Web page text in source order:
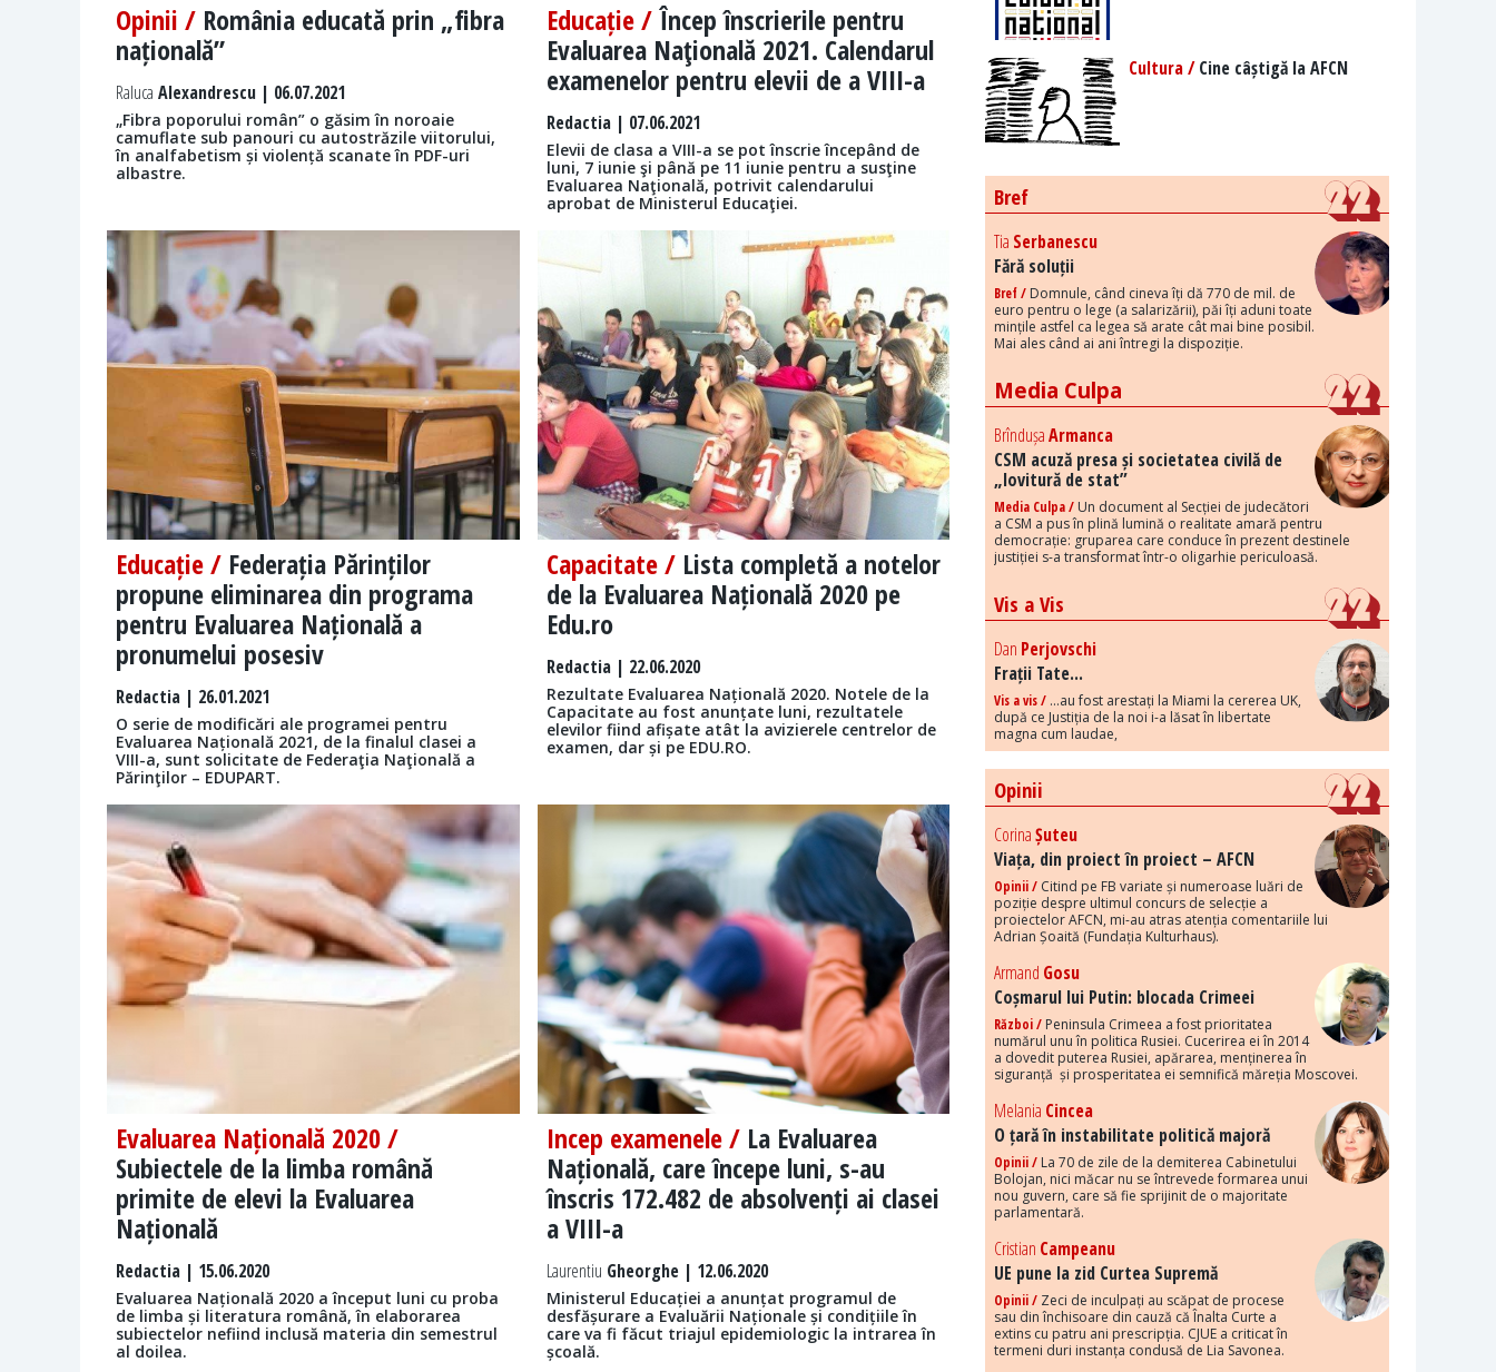
Opinii / România educată prin „fibra
națională”
Raluca Alexandrescu | 06.07.2021
„Fibra poporului român” o găsim în noroaie
camuflate sub panouri cu autostrăzile viitorului,
în analfabetism și violență scanate în PDF-uri
albastre.
Educație /Încep înscrierile pentru
Evaluarea Naţională 2021. Calendarul
examenelor pentru elevii de a VIII-a
Redactia| 07.06.2021
Elevii de clasa a VIII-a se pot înscrie începând de
luni, 7 iunie şi până pe 11 iunie pentru a susţine
Evaluarea Naţională, potrivit calendarului
aprobat de Ministerul Educaţiei.
Educație / Federația Părinților
propune eliminarea din programa
pentru Evaluarea Națională a
pronumelui posesiv
Redactia | 26.01.2021
O serie de modificări ale programei pentru
Evaluarea Națională 2021, de la finalul clasei a
VIII-a, sunt solicitate de Federaţia Naţională a
Părinţilor – EDUPART.
Capacitate / Lista completă a notelor
de la Evaluarea Națională 2020 pe
Edu.ro
Redactia| 22.06.2020
Rezultate Evaluarea Națională 2020. Notele de la
Capacitate au fost anunțate luni, rezultatele
elevilor fiind afișate atât la avizierele centrelor de
examen, dar și pe EDU.RO.
Evaluarea Națională 2020 /
Subiectele de la limba română
primite de elevi la Evaluarea
Națională
Redactia | 15.06.2020
Evaluarea Națională 2020 a început luni cu proba
de limba și literatura română, în elaborarea
subiectelor nefiind inclusă materia din semestrul
al doilea.
Incep examenele / La Evaluarea
Națională, care începe luni, s-au
înscris 172.482 de absolvenți ai clasei
a VIII-a
Laurentiu Gheorghe | 12.06.2020
Ministerul Educației a anunțat programul de
desfășurare a Evaluării Naționale și condițiile în
care va fi făcut triajul epidemiologic la intrarea în
școală.
Cultura /Cine câștigă la AFCN
Bref
Tia Serbanescu
Fără soluții
Bref / Domnule, când cineva îți dă 770 de mil. de
euro pentru o lege (a salarizării), păi îți aduni toate
mințile astfel ca legea să arate cât mai bine posibil.
Mai ales când ai ani întregi la dispoziție.
Media Culpa
BrîndușaArmanca
CSM acuză presa și societatea civilă de
„lovitură de stat”
Media Culpa / Un document al Secției de judecători
a CSM a pus în plină lumină o realitate amară pentru
democrație: gruparea care conduce în prezent destinele
justiției s-a transformat într-o oligarhie periculoasă.
Vis a Vis
Dan Perjovschi
Frații Tate...
Vis a vis / ...au fost arestați la Miami la cererea UK,
după ce Justiția de la noi i-a lăsat în libertate
magna cum laudae,
Opinii
CorinaȘuteu
Viața, din proiect în proiect – AFCN
Opinii / Citind pe FB variate și numeroase luări de
poziție despre ultimul concurs de selecție a
proiectelor AFCN, mi-au atras atenția comentariile lui
Adrian Șoaită (Fundația Kulturhaus).
Armand Gosu
Coșmarul lui Putin: blocada Crimeei
Război / Peninsula Crimeea a fost prioritatea
numărul unu în politica Rusiei. Cucerirea ei în 2014
a dovedit puterea Rusiei, apărarea, menținerea în
siguranță și prosperitatea ei semnifică măreția Moscovei.
Melania Cincea
O țară în instabilitate politică majoră
Opinii / La 70 de zile de la demiterea Cabinetului
Bolojan, nici măcar nu se întrevede formarea unui
nou guvern, care să fie sprijinit de o majoritate
parlamentară.
Cristian Campeanu
UE pune la zid Curtea Supremă
Opinii / Zeci de inculpați au scăpat de procese
sau din închisoare din cauză că Înalta Curte a
extins cu patru ani prescripția. CJUE a criticat în
termeni duri instanța condusă de Lia Savonea.